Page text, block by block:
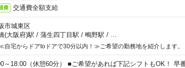
費 交通費全額支給
市城東区
(大阪府)駅 / 蒲生四丁目駅 / 鴫野駅 /
自宅からドアtoドアで30分以内！≫ご希望の勤務地を紹介します。
～18:00（休憩60分） ■ご希望があれば下記シフトもOK！ 早